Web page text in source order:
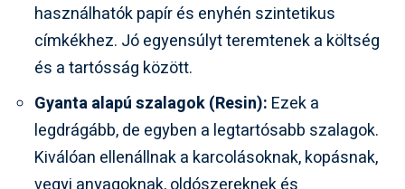
használhatók papír és enyhén szintetikus
címkékhez. Jó egyensúlyt teremtenek a költség
és a tartósság között.
Gyanta alapú szalagok (Resin): Ezek a
legdrágább, de egyben a legtartósabb szalagok.
Kiválóan ellenállnak a karcolásoknak, kopásnak,